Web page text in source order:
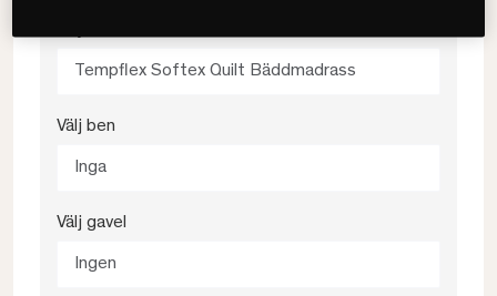
Tempflex Softex Quilt Bäddmadrass
Välj ben
Inga
Välj gavel
Ingen